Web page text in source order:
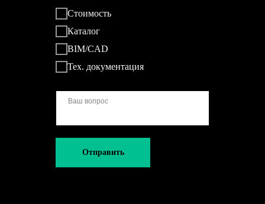
Стоимость
Каталог
BIM/CAD
Тех. документация
Отправить